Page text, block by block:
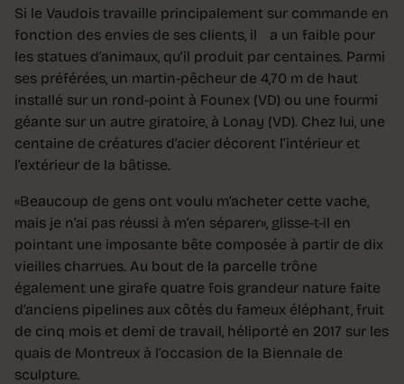
Si le Vaudois travaille principalement sur commande en
fonction des envies de ses clients, il a un faible pour
les statues d’animaux, qu’il produit par centaines. Parmi
ses préférées, un martin-pêcheur de 4,70 m de haut
installé sur un rond-point à Founex (VD) ou une fourmi
géante sur un autre giratoire, à Lonay (VD). Chez lui, une
centaine de créatures d’acier décorent l’intérieur et
l’extérieur de la bâtisse.
«Beaucoup de gens ont voulu m’acheter cette vache,
mais je n’ai pas réussi à m’en séparer», glisse-t-il en
pointant une imposante bête composée à partir de dix
vieilles charrues. Au bout de la parcelle trône
également une girafe quatre fois grandeur nature faite
d’anciens pipelines aux côtés du fameux éléphant, fruit
de cinq mois et demi de travail, héliporté en 2017 sur les
quais de Montreux à l’occasion de la Biennale de
sculpture.